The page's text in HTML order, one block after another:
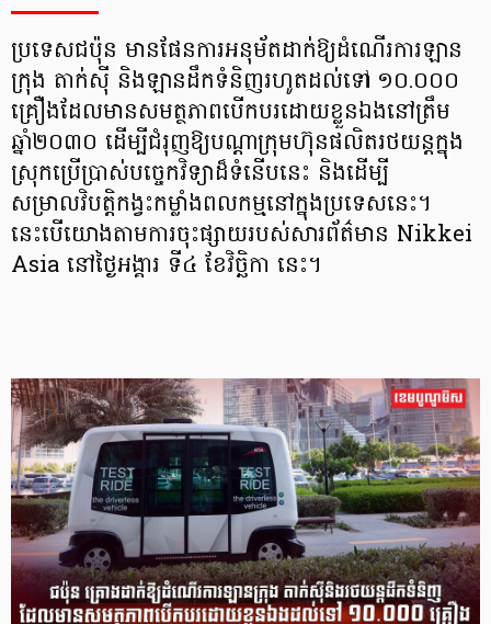
ប្រទេសជប៉ុន មានផែនការអនុម័តដាក់ឱ្យដំណើរការឡាន
ក្រុង តាក់ស៊ី និងឡានដឹកទំនិញរហូតដល់ទៅ ១០.០០០
គ្រឿងដែលមានសមត្ថភាពបើកបរដោយខ្លួនឯងនៅត្រឹម
ឆ្នាំ២០៣០ ដើម្បីជំរុញឱ្យបណ្ដាក្រុមហ៊ុនផលិតរថយន្តក្នុង
ស្រុកប្រើប្រាស់បច្ចេកវិទ្យាដ៏ទំនើបនេះ និងដើម្បី
សម្រាលវិបត្តិកង្វះកម្លាំងពលកម្មនៅក្នុងប្រទេសនេះ។
នេះបើយោងតាមការចុះផ្សាយរបស់សារព័ត៌មាន Nikkei
Asia នៅថ្ងៃអង្គារ ទី៤ ខែវិច្ឆិកា នេះ។